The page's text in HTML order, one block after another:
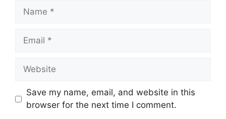
Name
Email
Website
Save my name, email, and website in this
browser for the next time I comment.